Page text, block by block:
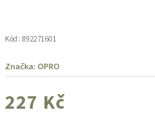
Kód: 892271601
Značka: OPRO
227 Kč